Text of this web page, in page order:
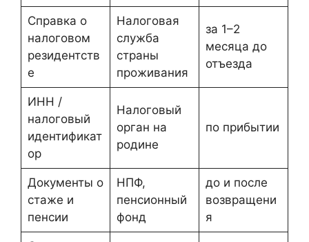
Справка о
налоговом
резидентств
е
Налоговая
служба
страны
проживания
за 1–2
месяца до
отъезда
ИНН /
налоговый
идентификат
ор
Налоговый
орган на
родине
по прибытии
Документы о
стаже и
пенсии
НПФ,
пенсионный
фонд
до и после
возвращени
я